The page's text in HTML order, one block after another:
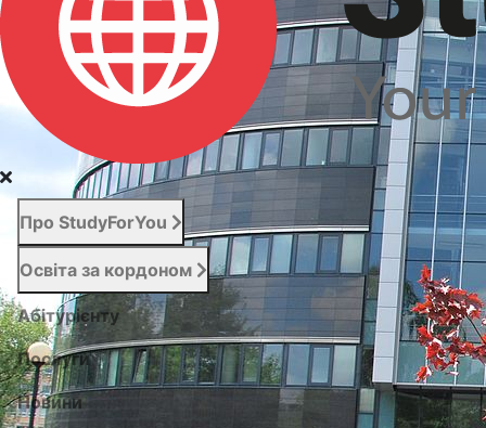
Про StudyForYou
Освіта за кордоном
Абітурієнту
Послуги
Новини